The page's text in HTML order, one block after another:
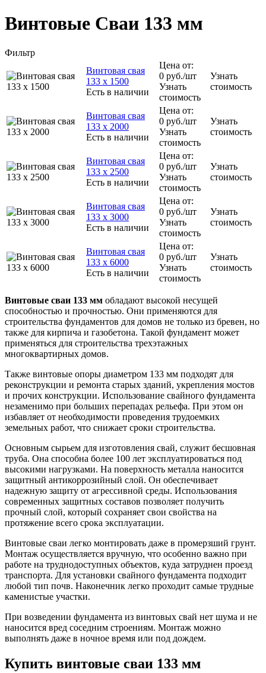
Винтовые Сваи 133 мм
Фильтр
Винтовая свая
133 х 1500
Есть в наличии
Цена от:
0 руб./шт
Узнать
стоимость
Узнать
стоимость
Винтовая свая
133 х 2000
Есть в наличии
Цена от:
0 руб./шт
Узнать
стоимость
Узнать
стоимость
Винтовая свая
133 х 2500
Есть в наличии
Цена от:
0 руб./шт
Узнать
стоимость
Узнать
стоимость
Винтовая свая
133 х 3000
Есть в наличии
Цена от:
0 руб./шт
Узнать
стоимость
Узнать
стоимость
Винтовая свая
133 х 6000
Есть в наличии
Цена от:
0 руб./шт
Узнать
стоимость
Узнать
стоимость
Винтовые сваи 133 мм обладают высокой несущей
способностью и прочностью. Они применяются для
строительства фундаментов для домов не только из бревен, но
также для кирпича и газобетона. Такой фундамент может
применяться для строительства трехэтажных
многоквартирных домов.
Также винтовые опоры диаметром 133 мм подходят для
реконструкции и ремонта старых зданий, укрепления мостов
и прочих конструкции. Использование свайного фундамента
незаменимо при больших перепадах рельефа. При этом он
избавляет от необходимости проведения трудоемких
земельных работ, что снижает сроки строительства.
Основным сырьем для изготовления свай, служит бесшовная
труба. Она способна более 100 лет эксплуатироваться под
высокими нагрузками. На поверхность металла наносится
защитный антикоррозийный слой. Он обеспечивает
надежную защиту от агрессивной среды. Использования
современных защитных составов позволяет получить
прочный слой, который сохраняет свои свойства на
протяжение всего срока эксплуатации.
Винтовые сваи легко монтировать даже в промерзший грунт.
Монтаж осуществляется вручную, что особенно важно при
работе на труднодоступных объектов, куда затруднен проезд
транспорта. Для установки свайного фундамента подходит
любой тип почв. Наконечник легко проходит самые трудные
каменистые участки.
При возведении фундамента из винтовых свай нет шума и не
наносится вред соседним строениям. Монтаж можно
выполнять даже в ночное время или под дождем.
Купить винтовые сваи 133 мм